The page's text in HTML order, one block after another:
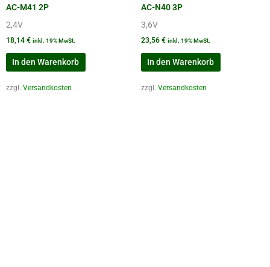
AC-M41 2P
2,4V
18,14 € inkl. 19% MwSt.
In den Warenkorb
zzgl. Versandkosten
AC-N40 3P
3,6V
23,56 € inkl. 19% MwSt.
In den Warenkorb
zzgl. Versandkosten